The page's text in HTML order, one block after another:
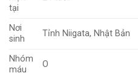
tại
Nơi
sinh
Tỉnh Niigata, Nhật Bản
Nhóm
máu
O